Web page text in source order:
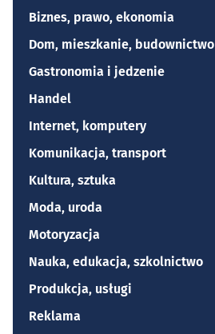
Biznes, prawo, ekonomia
Dom, mieszkanie, budownictwo
Gastronomia i jedzenie
Handel
Internet, komputery
Komunikacja, transport
Kultura, sztuka
Moda, uroda
Motoryzacja
Nauka, edukacja, szkolnictwo
Produkcja, usługi
Reklama